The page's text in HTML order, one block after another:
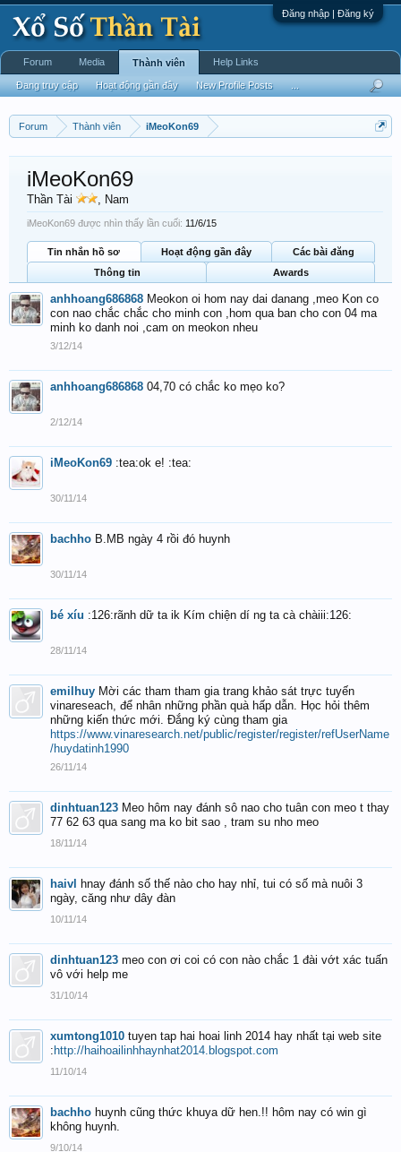
Đăng nhập | Đăng ký
Forum Thành viên iMeoKon69
iMeoKon69
Thần Tài , Nam
iMeoKon69 được nhìn thấy lần cuối: 11/6/15
Tin nhắn hồ sơ Hoạt động gần đây
Các bài đăng
Thông tin
Awards
anhhoang686868 Meokon oi hom nay dai danang ,meo Kon co
con nao chắc chắc cho minh con ,hom qua ban cho con 04 ma
minh ko danh noi ,cam on meokon nheu
3/12/14
anhhoang686868 04,70 có chắc ko mẹo ko?
2/12/14
iMeoKon69 :tea:ok e! :tea:
30/11/14
bachho B.MB ngày 4 rồi đó huynh
30/11/14
bé xíu :126:rãnh dữ ta ik Kím chiện dí ng ta cà chàiii:126:
28/11/14
emilhuy Mời các tham tham gia trang khảo sát trực tuyến
vinareseach, để nhân những phần quà hấp dẫn. Học hỏi thêm
những kiến thức mới. Đắng ký cùng tham gia
https://www.vinaresearch.net/public/register/register/refUserName
/huydatinh1990
26/11/14
dinhtuan123 Meo hôm nay đánh sô nao cho tuân con meo t thay
77 62 63 qua sang ma ko bit sao , tram su nho meo
18/11/14
haivl
hnay đánh số thế nào cho hay nhỉ, tui có số mà nuôi 3
ngày, căng như dây đàn
10/11/14
dinhtuan123 meo con ơi coi có con nào chắc 1 đài vớt xác tuấn
vô với help me
31/10/14
xumtong1010 tuyen tap hai hoai linh 2014 hay nhất tại web site
: http://haihoailinhhaynhat2014.blogspot.com
11/10/14
bachho huynh cũng thức khuya dữ hen.!! hôm nay có win gì
không huynh.
9/10/14
Forum Media Thành viên
Đang truy cập Hoạt động gần đây New Profile Posts
Help Links